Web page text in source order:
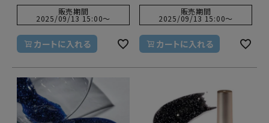
販売期間
2025/09/13 15:00〜
カートに入れる
販売期間
2025/09/13 15:00〜
カートに入れる